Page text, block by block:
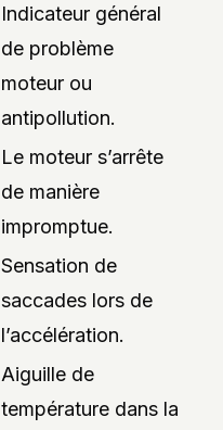
Indicateur général
de problème
moteur ou
antipollution.
Le moteur s’arrête
de manière
impromptue.
Sensation de
saccades lors de
l’accélération.
Aiguille de
température dans la